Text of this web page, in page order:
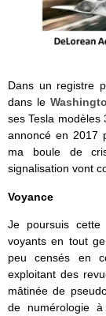
Dans un registre
dans le
ses Tesla modèles
annoncé en 2017
ma boule de
signalisation vont
Voyance
Je poursuis
voyants en tout
peu censés en
exploitant des
mâtinée de
de numérologie